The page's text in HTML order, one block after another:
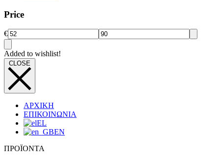
Price
€
Added to wishlist!
CLOSE
ΑΡΧΙΚΗ
ΕΠΙΚΟΙΝΩΝΙΑ
EL
EN
ΠΡΟΪΟΝΤΑ